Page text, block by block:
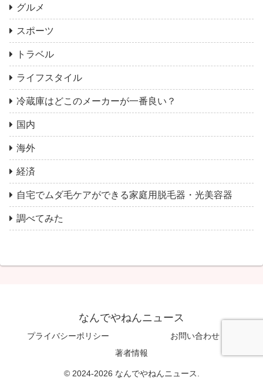
グルメ
スポーツ
トラベル
ライフスタイル
冷蔵庫はどこのメーカーが一番良い？
国内
海外
経済
自宅でムダ毛ケアができる家庭用脱毛器・光美容器
調べてみた
なんでやねんニュース
プライバシーポリシー
お問い合わせ
著者情報
© 2024-2026 なんでやねんニュース.